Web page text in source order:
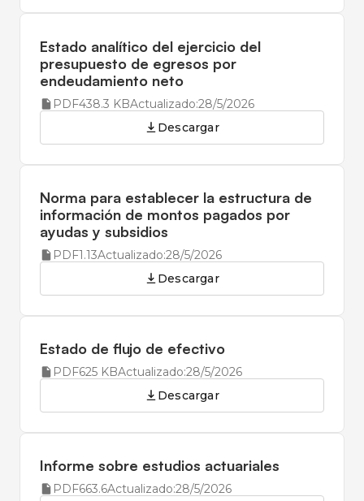
Estado analítico del ejercicio del
presupuesto de egresos por
endeudamiento neto
PDF438.3 KBActualizado:28/5/2026
Descargar
Norma para establecer la estructura de
información de montos pagados por
ayudas y subsidios
PDF1.13Actualizado:28/5/2026
Descargar
Estado de flujo de efectivo
PDF625 KBActualizado:28/5/2026
Descargar
Informe sobre estudios actuariales
PDF663.6Actualizado:28/5/2026